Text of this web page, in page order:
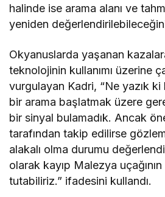
halinde ise arama alanı ve
yeniden
Okyanuslarda yaşanan
teknolojinin kullanımı üzerine
vurgulayan Kadri, “Ne yazık ki
bir arama başlatmak üzere
bir sinyal bulamadık. Ancak
tarafından takip edilirse
alakalı olma durumu
olarak kayıp Malezya uçağının
tutabiliriz.” ifadesini kullandı.